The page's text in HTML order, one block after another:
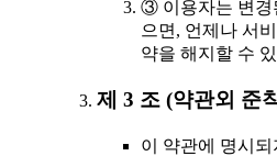
③ 이용자는 변경
으면, 언제나 서
약을 해지할 수
제 3 조 (약관외 준
이 약관에 명시되